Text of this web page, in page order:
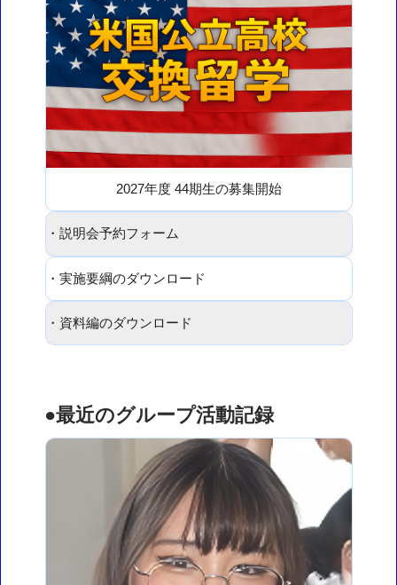
2027年度 44期生の募集開始
・説明会予約フォーム
・実施要綱のダウンロード
・資料編のダウンロード
●最近のグループ活動記録